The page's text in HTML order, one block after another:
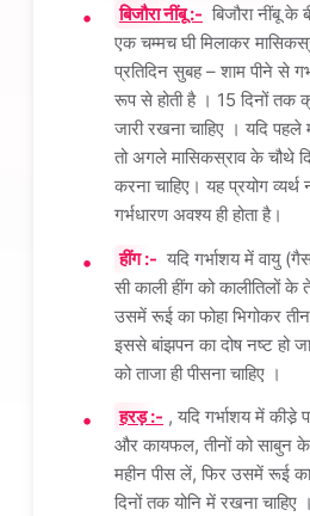
बिजौरा नींबू :- बिजौरा नींबू के
एक चम्मच घी मिलाकर
प्रतिदिन सुबह – शाम पीने से
रूप से होती है । 15 दिनों तक
जारी रखना चाहिए । यदि पहले
तो अगले मासिकस्राव के चौथे
करना चाहिए। यह प्रयोग
गर्भधारण अवश्य ही होता है।
हींग :- यदि गर्भाशय में वायु
सी काली हींग को कालीतिलों
उसमें रूई का फोहा भिगोकर
इससे बांझपन का दोष नष्ट हो
को ताजा ही पीसना चाहिए ।
हरड़ :- , यदि गर्भाशय में कीडे़
और कायफल, तीनों को साबुन
महीन पीस लें, फिर उसमें रूई का
दिनों तक योनि में रखना चाहिए